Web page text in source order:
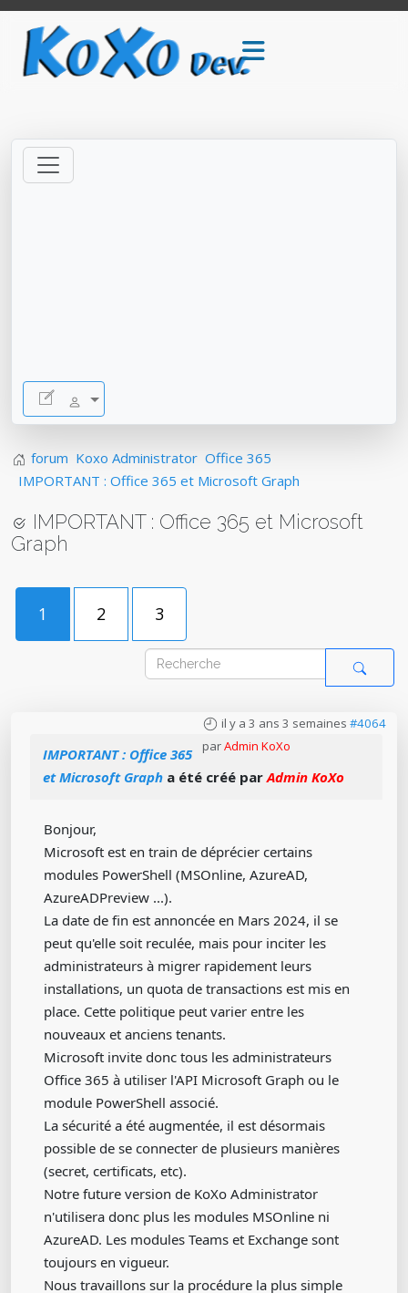
forum Koxo Administrator Office 365
IMPORTANT : Office 365 et Microsoft Graph
IMPORTANT : Office 365 et Microsoft
Graph
1 2 3
il y a 3 ans 3 semaines #4064
parAdmin KoXo
IMPORTANT : Office 365
et Microsoft Graph a été créé parAdmin KoXo
Bonjour,
Microsoft est en train de déprécier certains
modules PowerShell (MSOnline, AzureAD,
AzureADPreview ...).
La date de fin est annoncée en Mars 2024, il se
peut qu'elle soit reculée, mais pour inciter les
administrateurs à migrer rapidement leurs
installations, un quota de transactions est mis en
place. Cette politique peut varier entre les
nouveaux et anciens tenants.
Microsoft invite donc tous les administrateurs
Office 365 à utiliser l'API Microsoft Graph ou le
module PowerShell associé.
La sécurité a été augmentée, il est désormais
possible de se connecter de plusieurs manières
(secret, certificats, etc).
Notre future version de KoXo Administrator
n'utilisera donc plus les modules MSOnline ni
AzureAD. Les modules Teams et Exchange sont
toujours en vigueur.
Nous travaillons sur la procédure la plus simple